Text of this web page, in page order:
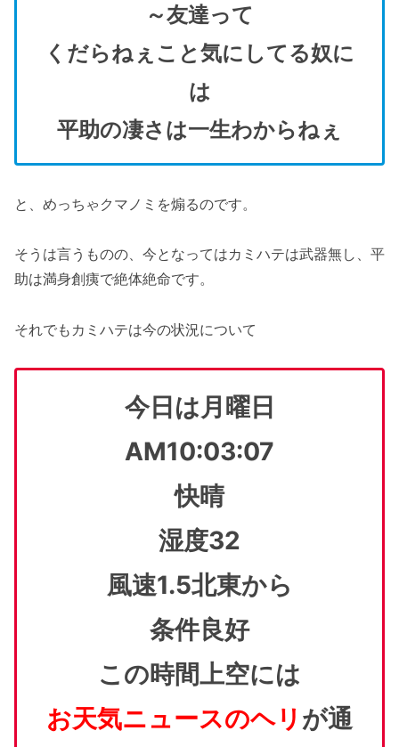
～友達って
くだらねぇこと気にしてる奴に
は
平助の凄さは一生わからねぇ
と、めっちゃクマノミを煽るのです。
そうは言うものの、今となってはカミハテは武器無し、平
助は満身創痍で絶体絶命です。
それでもカミハテは今の状況について
今日は月曜日
AM10:03:07
快晴
湿度32
風速1.5北東から
条件良好
この時間上空には
お天気ニュースのヘリ が通